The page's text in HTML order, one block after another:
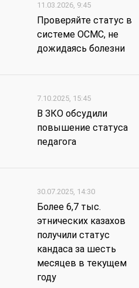
11.03.2026, 9:45
Проверяйте статус в
системе ОСМС, не
дожидаясь болезни
7.10.2025, 15:45
В ЗКО обсудили
повышение статуса
педагога
30.07.2025, 14:30
Более 6,7 тыс.
этнических казахов
получили статус
кандаса за шесть
месяцев в текущем
году